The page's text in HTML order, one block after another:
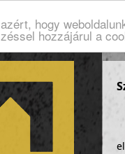
hogy
hozzájárul a